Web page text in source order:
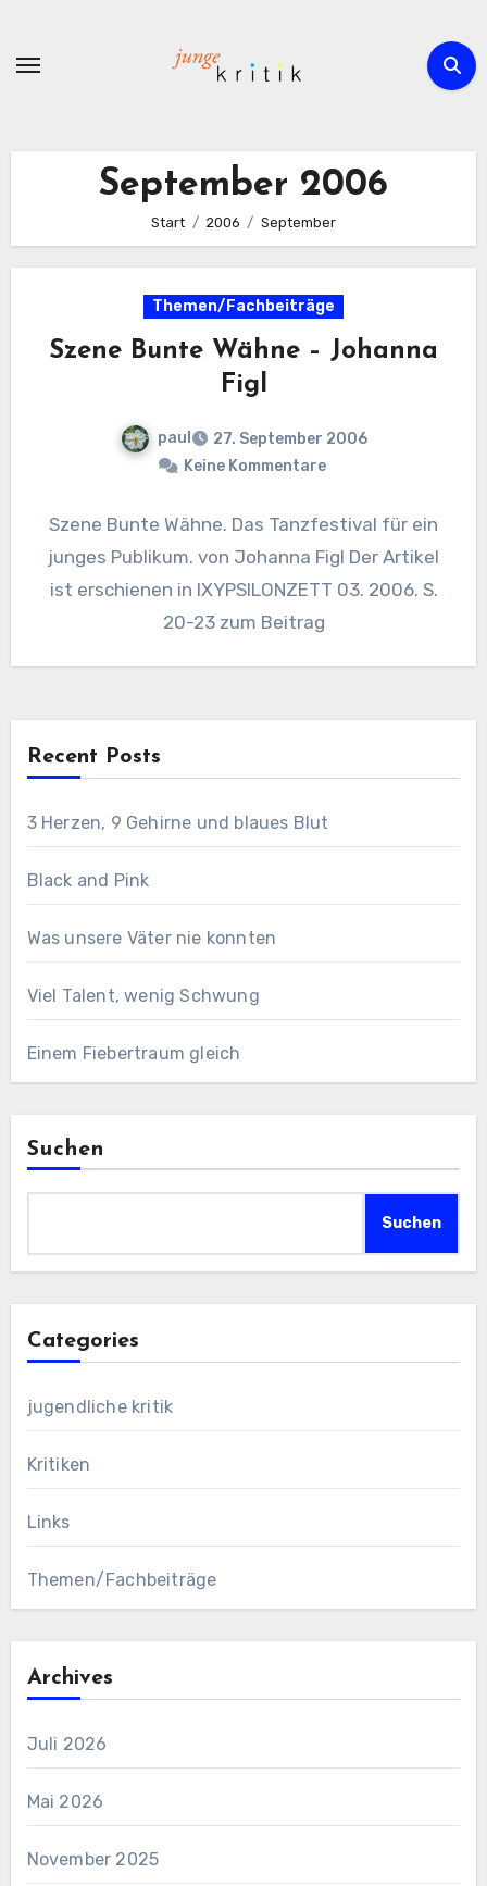
springen
September 2006
Start 2006 September
Themen/Fachbeiträge
Szene Bunte Wähne – Johanna
Figl
paul
27. September 2006
Keine Kommentare
Szene Bunte Wähne. Das Tanzfestival für ein
junges Publikum. von Johanna Figl Der Artikel
ist erschienen in IXYPSILONZETT 03. 2006. S.
20-23 zum Beitrag
Recent Posts
3 Herzen, 9 Gehirne und blaues Blut
Black and Pink
Was unsere Väter nie konnten
Viel Talent, wenig Schwung
Einem Fiebertraum gleich
Suchen
Suchen
Categories
jugendliche kritik
Kritiken
Links
Themen/Fachbeiträge
Archives
Juli 2026
Mai 2026
November 2025